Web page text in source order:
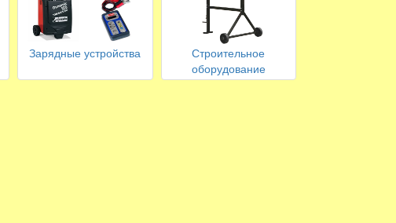
Зарядные устройства
Строительное
оборудование